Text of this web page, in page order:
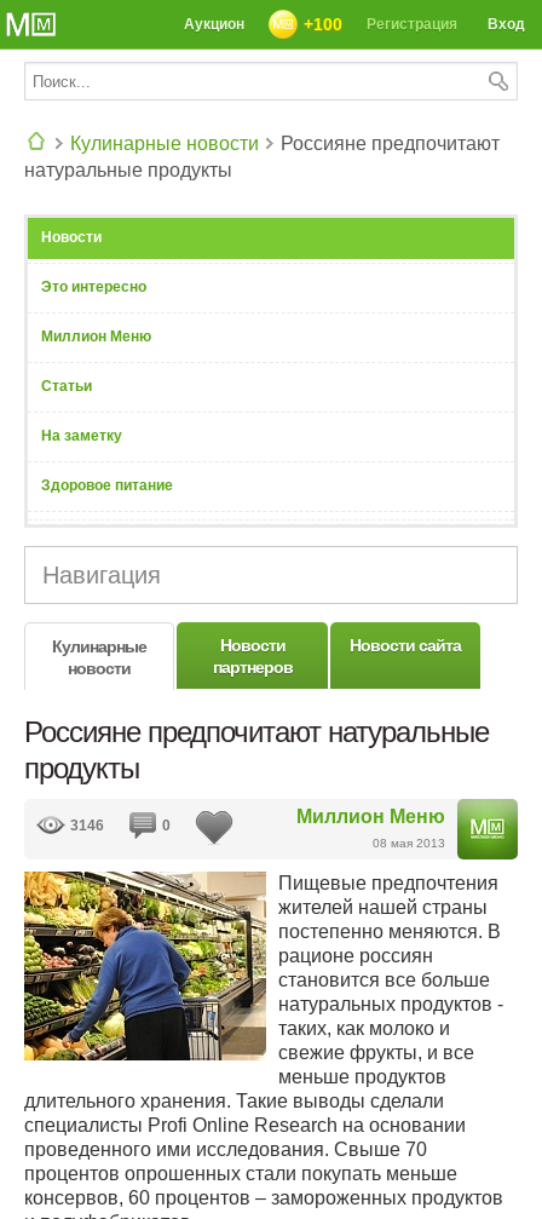
Вход
Регистрация
+100
Аукцион
Кулинарные новости
Россияне предпочитают
натуральные продукты
Новости
Это интересно
Миллион Меню
Статьи
На заметку
Здоровое питание
Навигация
Кулинарные
новости
Новости
партнеров
Новости сайта
Россияне предпочитают натуральные
продукты
Миллион Меню
08 мая 2013
3146 0
Пищевые предпочтения
жителей нашей страны
постепенно меняются. В
рационе россиян
становится все больше
натуральных продуктов -
таких, как молоко и
свежие фрукты, и все
меньше продуктов
длительного хранения. Такие выводы сделали
специалисты Profi Online Research на основании
проведенного ими исследования. Свыше 70
процентов опрошенных стали покупать меньше
консервов, 60 процентов – замороженных продуктов